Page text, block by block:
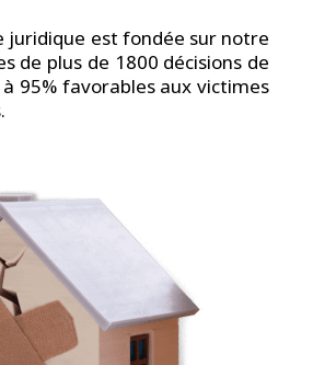
juridique est fondée sur notre
de plus de 1800 décisions de
95% favorables aux victimes